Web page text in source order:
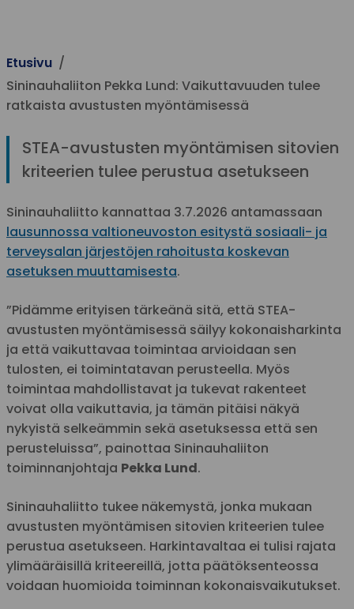
Etusivu
Sininauhaliiton Pekka Lund: Vaikuttavuuden tulee
ratkaista avustusten myöntämisessä
STEA-avustusten myöntämisen sitovien
kriteerien tulee perustua asetukseen
Sininauhaliitto kannattaa 3.7.2026 antamassaan
lausunnossa valtioneuvoston esitystä sosiaali- ja
terveysalan järjestöjen rahoitusta koskevan
asetuksen muuttamisesta.
”Pidämme erityisen tärkeänä sitä, että STEA-
avustusten myöntämisessä säilyy kokonaisharkinta
ja että vaikuttavaa toimintaa arvioidaan sen
tulosten, ei toimintatavan perusteella. Myös
toimintaa mahdollistavat ja tukevat rakenteet
voivat olla vaikuttavia, ja tämän pitäisi näkyä
nykyistä selkeämmin sekä asetuksessa että sen
perusteluissa”, painottaa Sininauhaliiton
toiminnanjohtaja Pekka Lund.
Sininauhaliitto tukee näkemystä, jonka mukaan
avustusten myöntämisen sitovien kriteerien tulee
perustua asetukseen. Harkintavaltaa ei tulisi rajata
ylimääräisillä kriteereillä, jotta päätöksenteossa
voidaan huomioida toiminnan kokonaisvaikutukset.